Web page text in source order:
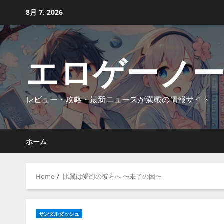
content
8月 7, 2026
エロゲーノ
レビュー・攻略・最新ニュースが満載の情報サイト
ホーム
Home 比翼は愛薊の彼方へ 〜未了の因〜
サンダルダッシュ